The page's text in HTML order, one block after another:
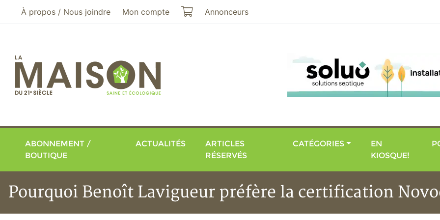
Aller au menu principal
Aller au contenu principal
À propos / Nous joindre Mon compte Mon panier
Annonceurs
ABONNEMENT /
BOUTIQUE
ACTUALITÉS
ARTICLES
RÉSERVÉS
CATÉGORIES
EN
KIOSQUE!
Pourquoi Benoît Lavigueur préfère la certification